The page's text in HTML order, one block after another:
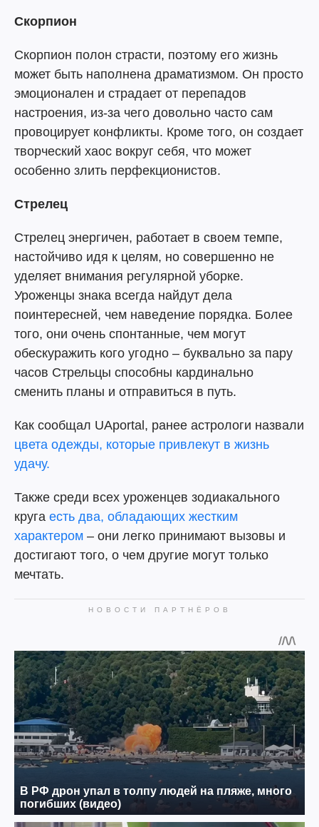
Скорпион
Скорпион полон страсти, поэтому его жизнь
может быть наполнена драматизмом. Он просто
эмоционален и страдает от перепадов
настроения, из-за чего довольно часто сам
провоцирует конфликты. Кроме того, он создает
творческий хаос вокруг себя, что может
особенно злить перфекционистов.
Стрелец
Стрелец энергичен, работает в своем темпе,
настойчиво идя к целям, но совершенно не
уделяет внимания регулярной уборке.
Уроженцы знака всегда найдут дела
поинтересней, чем наведение порядка. Более
того, они очень спонтанные, чем могут
обескуражить кого угодно – буквально за пару
часов Стрельцы способны кардинально
сменить планы и отправиться в путь.
Как сообщал UAportal, ранее астрологи назвали
цвета одежды, которые привлекут в жизнь
удачу.
Также среди всех уроженцев зодиакального
круга есть два, обладающих жестким
характером – они легко принимают вызовы и
достигают того, о чем другие могут только
мечтать.